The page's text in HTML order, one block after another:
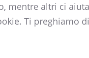
mentre altri ci
Ti preghiamo